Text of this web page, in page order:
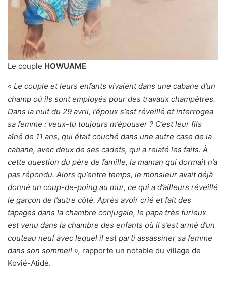
Le couple HOWUAME
« Le couple et leurs enfants vivaient dans une cabane d’un
champ où ils sont employés pour des travaux champêtres.
Dans la nuit du 29 avril, l’époux s’est réveillé et interrogea
sa femme : veux-tu toujours m’épouser ? C’est leur fils
aîné de 11 ans, qui était couché dans une autre case de la
cabane, avec deux de ses cadets, qui a relaté les faits. À
cette question du père de famille, la maman qui dormait n’a
pas répondu. Alors qu’entre temps, le monsieur avait déjà
donné un coup-de-poing au mur, ce qui a d’ailleurs réveillé
le garçon de l’autre côté. Après avoir crié et fait des
tapages dans la chambre conjugale, le papa très furieux
est venu dans la chambre des enfants où il s’est armé d’un
couteau neuf avec lequel il est parti assassiner sa femme
dans son sommeil », rapporte un notable du village de
Kovié-Atidè.